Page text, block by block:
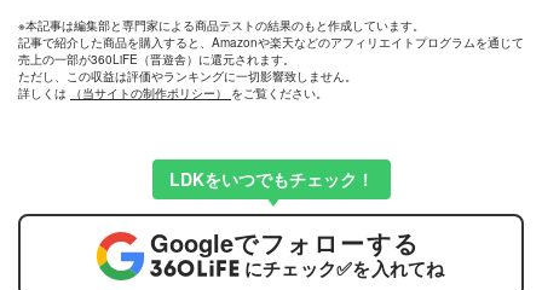
※本記事は編集部と専門家による商品テストの結果のもと作成しています。
記事で紹介した商品を購入すると、Amazonや楽天などのアフィリエイトプログラムを通じて
売上の一部が360LiFE（晋遊舎）に還元されます。
ただし、この収益は評価やランキングに一切影響致しません。
詳しくは
（当サイトの制作ポリシー） をご覧ください。
LDKをいつでもチェック！
Googleでフォローする
にチェック✅を入れてね